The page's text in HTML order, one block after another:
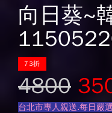
向日葵~
73折
4800
台北市專人親送.每日嚴